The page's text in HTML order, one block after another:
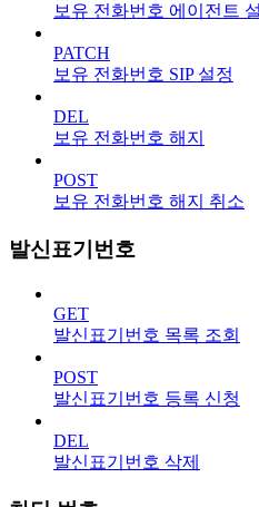
보유 전화번호 에이전트
PATCH
보유 전화번호 SIP 설정
DEL
보유 전화번호 해지
POST
보유 전화번호 해지 취소
발신표기번호
GET
발신표기번호 목록 조회
POST
발신표기번호 등록 신청
DEL
발신표기번호 삭제